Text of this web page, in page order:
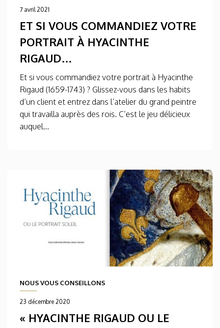
7 avril 2021
ET SI VOUS COMMANDIEZ VOTRE
PORTRAIT À HYACINTHE
RIGAUD…
Et si vous commandiez votre portrait à Hyacinthe
Rigaud (1659-1743) ? Glissez-vous dans les habits
d’un client et entrez dans l’atelier du grand peintre
qui travailla auprès des rois. C’est le jeu délicieux
auquel...
NOUS VOUS CONSEILLONS
23 décembre 2020
« HYACINTHE RIGAUD OU LE